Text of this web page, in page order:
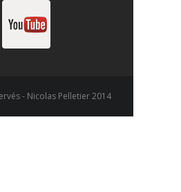
- Nicolas Pelletier 2014